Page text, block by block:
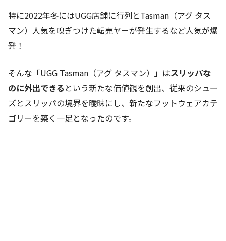
特に2022年冬にはUGG店舗に行列とTasman（アグ タス
マン）人気を嗅ぎつけた転売ヤーが発生するなど人気が爆
発！
そんな「UGG Tasman（アグ タスマン）」はスリッパな
のに外出できる という新たな価値観を創出、従来のシュー
ズとスリッパの境界を曖昧にし、新たなフットウェアカテ
ゴリーを築く一足となったのです。